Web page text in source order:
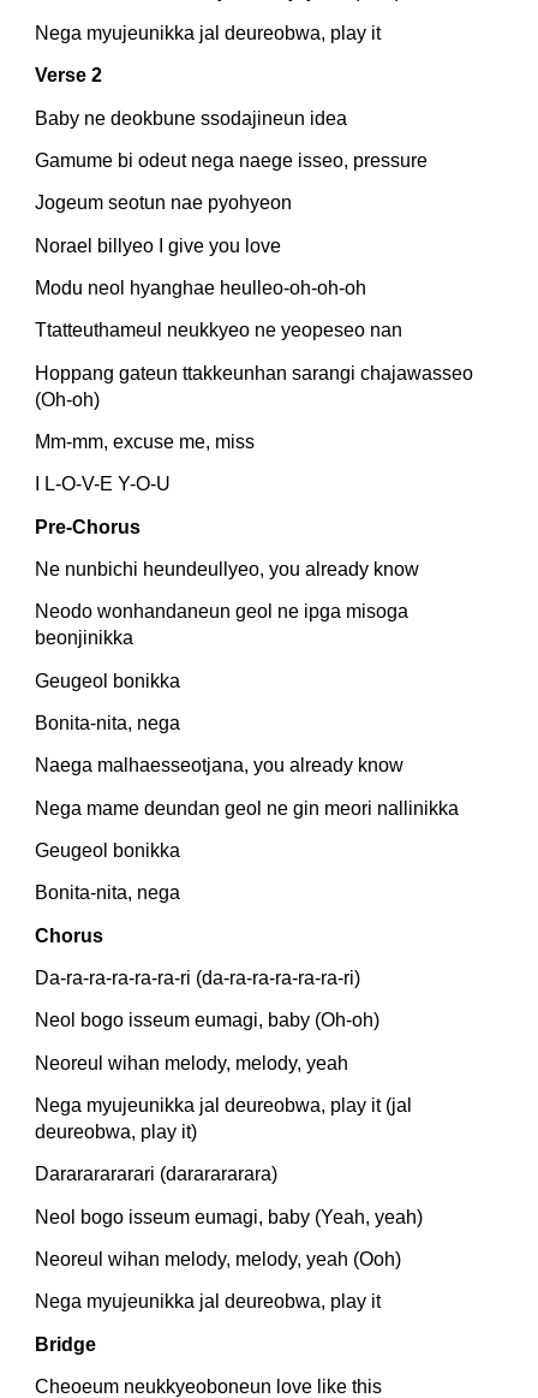
Nega myujeunikka jal deureobwa, play it
Verse 2
Baby ne deokbune ssodajineun idea
Gamume bi odeut nega naege isseo, pressure
Jogeum seotun nae pyohyeon
Norael billyeo I give you love
Modu neol hyanghae heulleo-oh-oh-oh
Ttatteuthameul neukkyeo ne yeopeseo nan
Hoppang gateun ttakkeunhan sarangi chajawasseo
(Oh-oh)
Mm-mm, excuse me, miss
I L-O-V-E Y-O-U
Pre-Chorus
Ne nunbichi heundeullyeo, you already know
Neodo wonhandaneun geol ne ipga misoga
beonjinikka
Geugeol bonikka
Bonita-nita, nega
Naega malhaesseotjana, you already know
Nega mame deundan geol ne gin meori nallinikka
Geugeol bonikka
Bonita-nita, nega
Chorus
Da-ra-ra-ra-ra-ra-ri (da-ra-ra-ra-ra-ra-ri)
Neol bogo isseum eumagi, baby (Oh-oh)
Neoreul wihan melody, melody, yeah
Nega myujeunikka jal deureobwa, play it (jal
deureobwa, play it)
Darararararari (dararararara)
Neol bogo isseum eumagi, baby (Yeah, yeah)
Neoreul wihan melody, melody, yeah (Ooh)
Nega myujeunikka jal deureobwa, play it
Bridge
Cheoeum neukkyeoboneun love like this